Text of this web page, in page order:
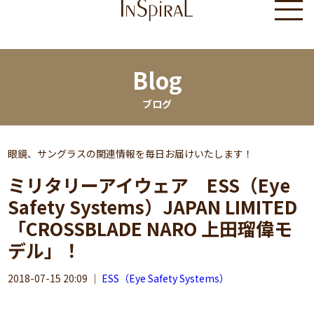
Blog
ブログ
眼鏡、サングラスの関連情報を毎日お届けいたします！
ミリタリーアイウェア ESS（Eye
Safety Systems）JAPAN LIMITED
「CROSSBLADE NARO 上田瑠偉モ
デル」！
2018-07-15 20:09 ｜ ESS（Eye Safety Systems）